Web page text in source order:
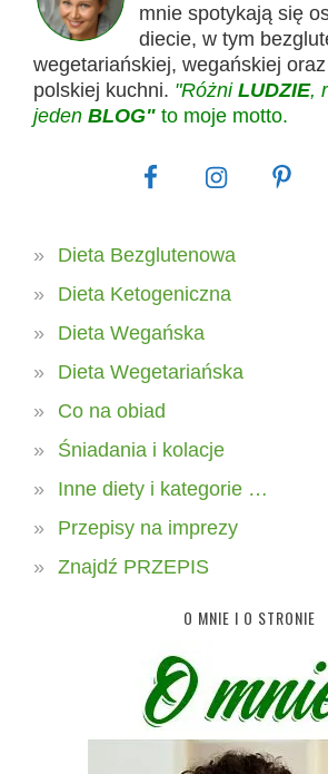
mnie spotykają się
diecie, w tym
wegetariańskiej, wegańskiej
polskiej kuchni. "Różni LUDZIE,
jeden BLOG" to moje motto.
Dieta Bezglutenowa
Dieta Ketogeniczna
Dieta Wegańska
Dieta Wegetariańska
Co na obiad
Śniadania i kolacje
Inne diety i kategorie …
Przepisy na imprezy
Znajdź PRZEPIS
O MNIE I O STRONIE